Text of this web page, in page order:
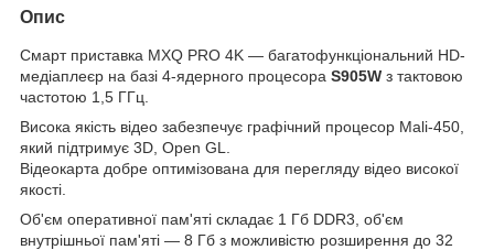
Опис
Смарт приставка MXQ PRO 4K — багатофункціональний HD-
медіаплеєр на базі 4-ядерного процесора S905W з тактовою
частотою 1,5 ГГц.
Висока якість відео забезпечує графічний процесор Mali-450,
який підтримує 3D, Open GL.
Відеокарта добре оптимізована для перегляду відео високої
якості.
Об'єм оперативної пам'яті складає 1 Гб DDR3, об'єм
внутрішньої пам'яті — 8 Гб з можливістю розширення до 32